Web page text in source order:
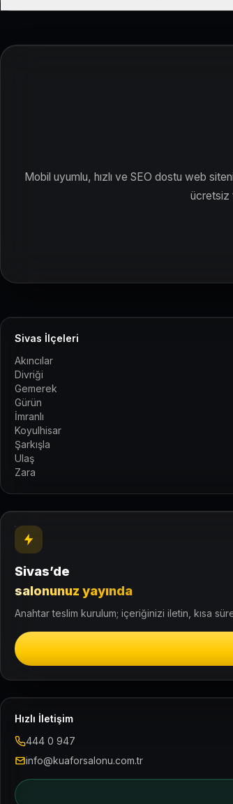
Mobil uyumlu, hızlı ve SEO dostu web
ücretsiz
Sivas İlçeleri
Akıncılar
Divriği
Gemerek
Gürün
İmranlı
Koyulhisar
Şarkışla
Ulaş
Zara
Sivas’de
salonunuz yayında
Anahtar teslim kurulum; içeriğinizi iletin, kısa
Hızlı İletişim
444 0 947
info@kuaforsalonu.com.tr